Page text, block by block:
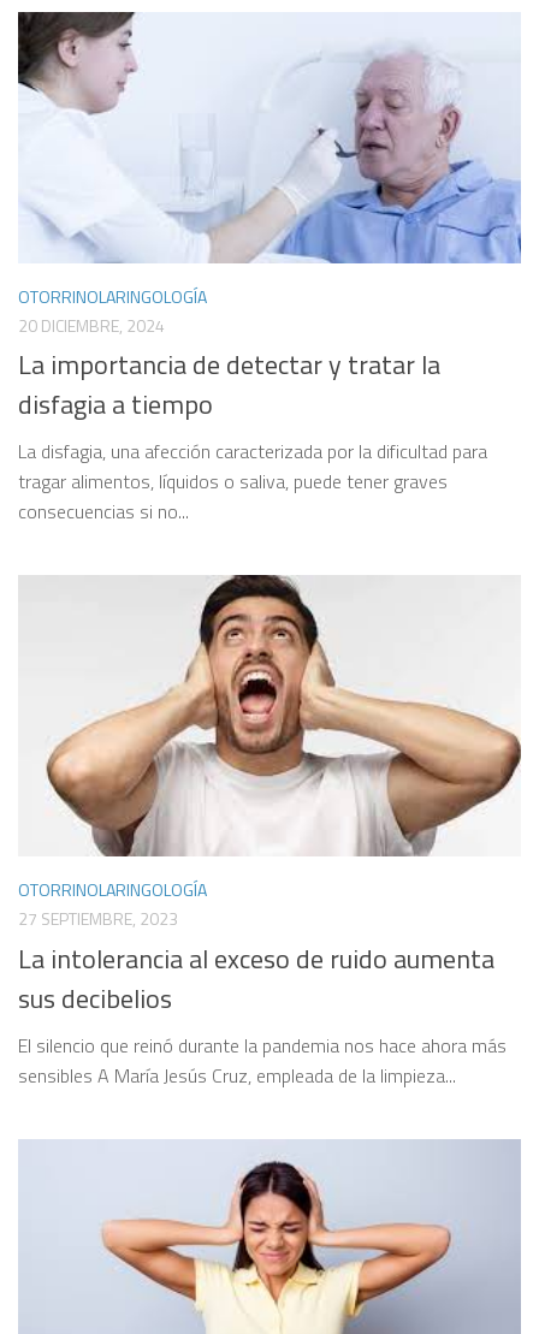
OTORRINOLARINGOLOGÍA
20 DICIEMBRE, 2024
La importancia de detectar y tratar la
disfagia a tiempo
La disfagia, una afección caracterizada por la dificultad para
tragar alimentos, líquidos o saliva, puede tener graves
consecuencias si no...
OTORRINOLARINGOLOGÍA
27 SEPTIEMBRE, 2023
La intolerancia al exceso de ruido aumenta
sus decibelios
El silencio que reinó durante la pandemia nos hace ahora más
sensibles A María Jesús Cruz, empleada de la limpieza...